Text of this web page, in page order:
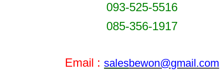
093-525-5516
085-356-1917
Email :salesbewon@gmail.com